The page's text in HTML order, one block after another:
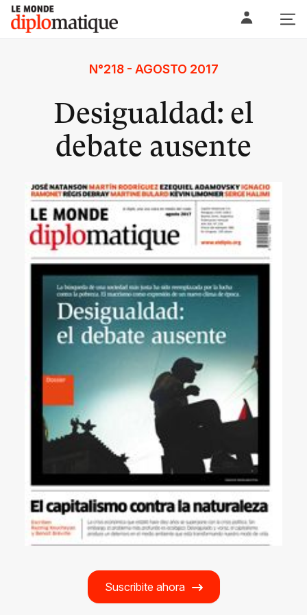
Skip
content
Le monde diplomatique
N°218 - AGOSTO 2017
Desigualdad: el
debate ausente
Suscribite ahora